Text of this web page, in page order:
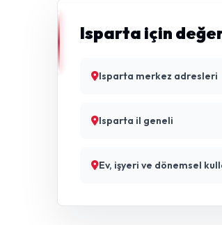
Isparta için
Isparta merkez adresleri
Isparta il geneli
Ev, işyeri ve dönemsel